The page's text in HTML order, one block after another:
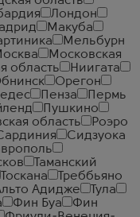
Лондон
Макуба
Мельбурн
Московская
область
Ниигата
Орегон
Пенза
Пермь
Пушкино
область
Роэро
Сидзуока
Таманский
Тоскана
Треббьяно
Адидже
Тула
Фин Буа
Фин